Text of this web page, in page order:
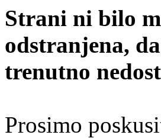
Strani ni bilo
odstranjena,
trenutno
Prosimo